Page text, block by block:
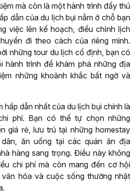
mà còn là một hành trình đầy thú
dẫn của du lịch bụi nằm ở chỗ bạn
việc lên kế hoạch, điều chỉnh lịch
đi theo cách của riêng mình.
những tour du lịch cố định, bạn có
hành trình để khám phá những địa
những khoảnh khắc bất ngờ và
hấp dẫn nhất của du lịch bụi chính là
phí. Bạn có thể tự chọn những
giá rẻ, lưu trú tại những homestay
ăn uống tại các quán ăn địa
hàng sang trọng. Điều này không
chi phí mà còn mang đến cơ hội
hóa và cuộc sống thường nhật